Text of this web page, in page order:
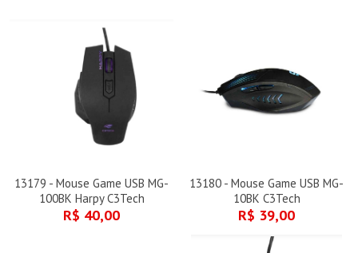
13179 - Mouse Game USB MG-
100BK Harpy C3Tech
R$ 40,00
13180 - Mouse Game USB MG-
10BK C3Tech
R$ 39,00